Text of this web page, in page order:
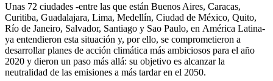
Unas 72 ciudades -entre las que están Buenos Aires, Caracas,
Curitiba, Guadalajara, Lima, Medellín, Ciudad de México, Quito,
Río de Janeiro, Salvador, Santiago y Sao Paulo, en América Latina-
ya entendieron esta situación y, por ello, se comprometieron a
desarrollar planes de acción climática más ambiciosos para el año
2020 y dieron un paso más allá: su objetivo es alcanzar la
neutralidad de las emisiones a más tardar en el 2050.